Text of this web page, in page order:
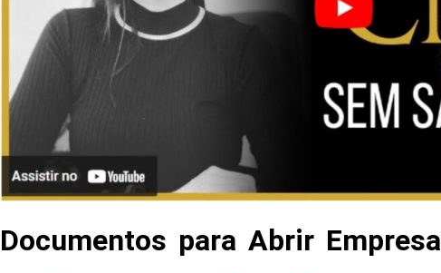
Documentos para Abrir Empresa